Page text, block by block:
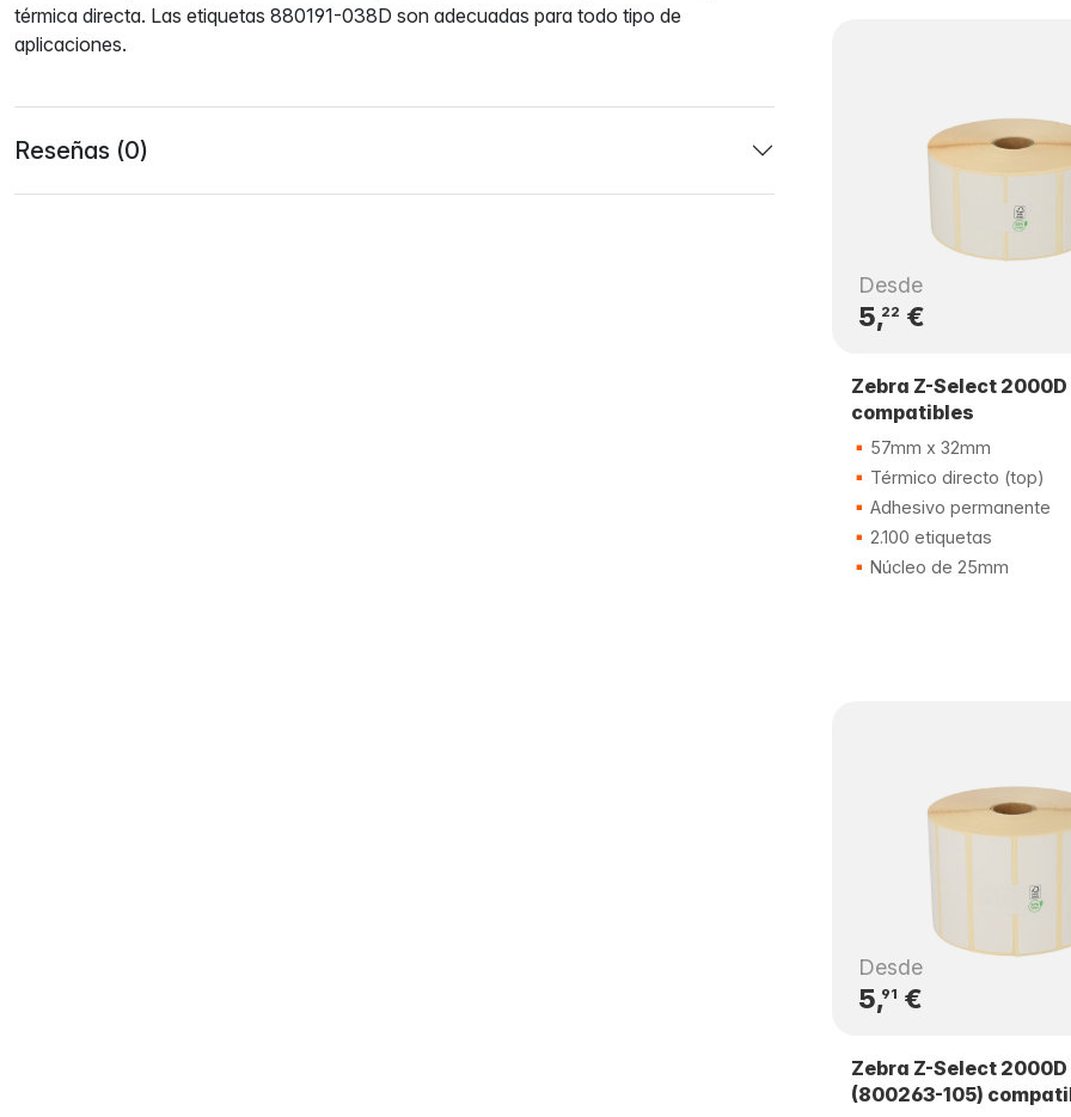
Desde
5,22 €
Zebra Z-Select 2000D
compatibles
57mm x 32mm
Térmico directo (top)
Adhesivo permanente
2.100 etiquetas
Núcleo de 25mm
Desde
5,91 €
Zebra Z-Select 2000D
(800263-105)
térmica directa. Las etiquetas 880191-038D son adecuadas para todo tipo de
aplicaciones.
Reseñas (0)